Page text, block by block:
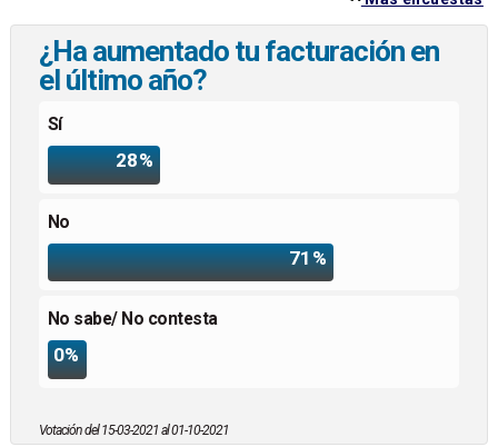
¿Ha aumentado tu facturación en
el último año?
Sí
28%
No
71%
No sabe/ No contesta
0%
Votación del 15-03-2021 al 01-10-2021